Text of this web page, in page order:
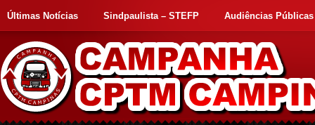
Últimas Notícias Sindpaulista – STEFP Audiências Públicas